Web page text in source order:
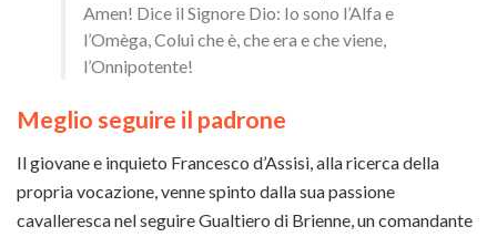
Amen! Dice il Signore Dio: Io sono l’Alfa e
l’Omèga, Colui che è, che era e che viene,
l’Onnipotente!
Meglio seguire il padrone
Il giovane e inquieto Francesco d’Assisi, alla ricerca della
propria vocazione, venne spinto dalla sua passione
cavalleresca nel seguire Gualtiero di Brienne, un comandante